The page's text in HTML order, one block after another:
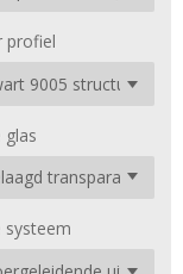
profiel
glas
systeem